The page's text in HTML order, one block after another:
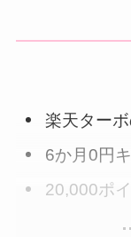
楽天ター
6か月0円
20,000ポ